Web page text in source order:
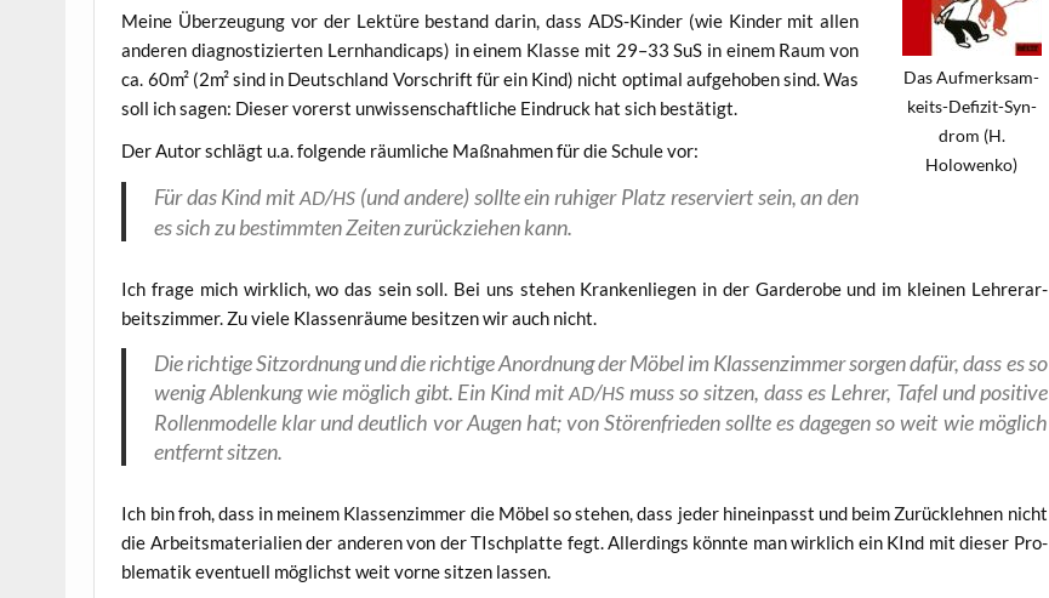
Das Auf­merk­sam­
keits-Defi­zit-Syn­
drom (H.
Holowenko)
Mei­ne Über­zeu­gung vor der Lek­tü­re bestand dar­in, dass ADS-Kin­der (wie Kin­der mit allen
ande­ren dia­gnos­ti­zier­ten Lern­han­di­caps) in einem Klas­se mit 29–33 SuS in einem Raum von
ca. 60m² (2m² sind in Deutsch­land Vor­schrift für ein Kind) nicht opti­mal auf­ge­ho­ben sind. Was
soll ich sagen: Die­ser vor­erst unwis­sen­schaft­li­che Ein­druck hat sich bestätigt.
Der Autor schlägt u.a. fol­gen­de räum­li­che Maß­nah­men für die Schu­le vor:
Für das Kind mitAD/HS (und ande­re) soll­te ein ruhi­ger Platz reser­viert sein, an den
es sich zu bestimm­ten Zei­ten zurück­zie­hen kann.
Ich fra­ge mich wirk­lich, wo das sein soll. Bei uns ste­hen Kran­ken­lie­gen in der Gar­de­ro­be und im klei­nen Leh­rer­ar­
beits­zim­mer. Zu vie­le Klas­sen­räu­me besit­zen wir auch nicht.
Die rich­ti­ge Sitz­ord­nung und die rich­ti­ge Anord­nung der Möbel im Klas­sen­zim­mer sor­gen dafür, dass es so
wenig Ablen­kung wie mög­lich gibt. Ein Kind mitAD/HS muss so sit­zen, dass es Leh­rer, Tafel und posi­ti­ve
Rol­len­mo­del­le klar und deut­lich vor Augen hat; von Stö­ren­frie­den soll­te es dage­gen so weit wie mög­lich
ent­fernt sitzen.
Ich bin froh, dass in mei­nem Klas­sen­zim­mer die Möbel so ste­hen, dass jeder hin­ein­passt und beim Zurück­leh­nen nicht
die Arbeits­ma­te­ria­li­en der ande­ren von der TIsch­plat­te fegt. Aller­dings könn­te man wirk­lich ein KInd mit die­ser Pro­
ble­ma­tik even­tu­ell mög­lichst weit vor­ne sit­zen lassen.